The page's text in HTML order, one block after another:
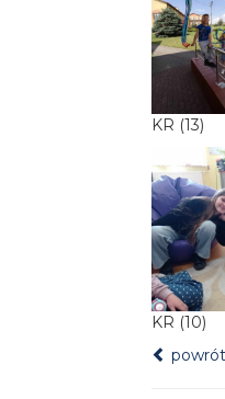
KR (13)
KR (10)